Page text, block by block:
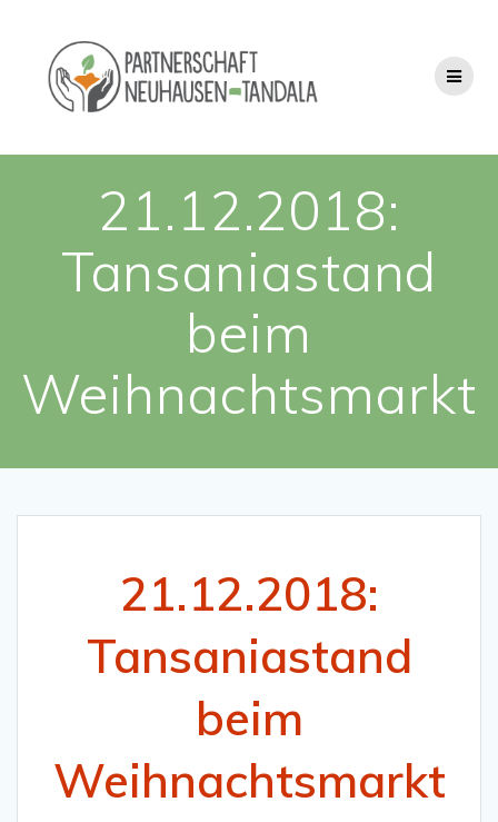
springen
21.12.2018:
Tansaniastand
beim
Weihnachtsmarkt
21.12.2018:
Tansaniastand
beim
Weihnachtsmarkt